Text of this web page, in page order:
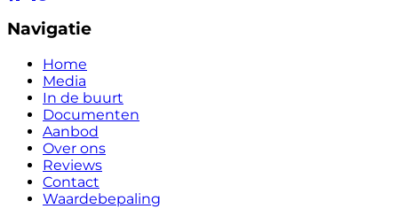
Navigatie
Home
Media
In de buurt
Documenten
Aanbod
Over ons
Reviews
Contact
Waardebepaling